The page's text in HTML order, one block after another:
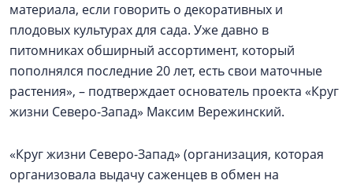
материала, если говорить о декоративных и
плодовых культурах для сада. Уже давно в
питомниках обширный ассортимент, который
пополнялся последние 20 лет, есть свои маточные
растения», – подтверждает основатель проекта «Круг
жизни Северо-Запад» Максим Вережинский.
«Круг жизни Северо-Запад» (организация, которая
организовала выдачу саженцев в обмен на